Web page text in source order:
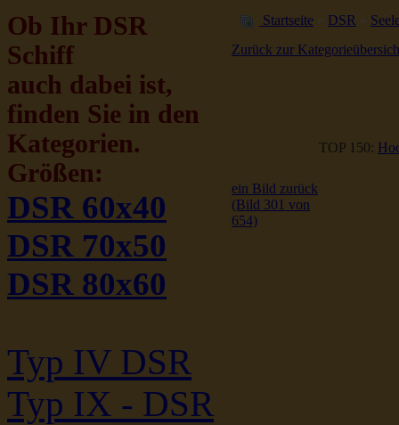
Ob Ihr DSR
Schiff
auch dabei ist,
finden Sie in den
Kategorien.
Größen:
DSR 60x40
DSR 70x50
DSR 80x60
Typ IV DSR
Typ IX - DSR
Startseite » DSR »
Zurück zur
TOP 150:
ein Bild zurück
(Bild 301 von
654)